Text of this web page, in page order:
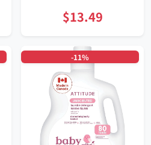
肤抗菌无堵塞柔软强韧
$13.49
-11%